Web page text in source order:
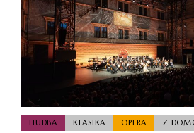
HUDBA KLASIKA OPERA Z